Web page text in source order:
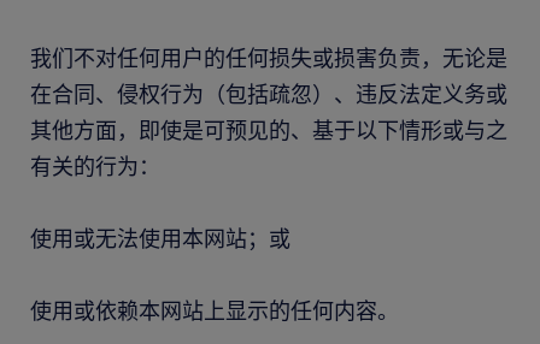
我们不对任何用户的任何损失或损害负责，无论是
在合同、侵权行为（包括疏忽）、违反法定义务或
其他方面，即使是可预见的、基于以下情形或与之
有关的行为：
使用或无法使用本网站；或
使用或依赖本网站上显示的任何内容。